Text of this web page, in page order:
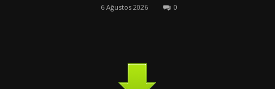
6 Ağustos 2026 0